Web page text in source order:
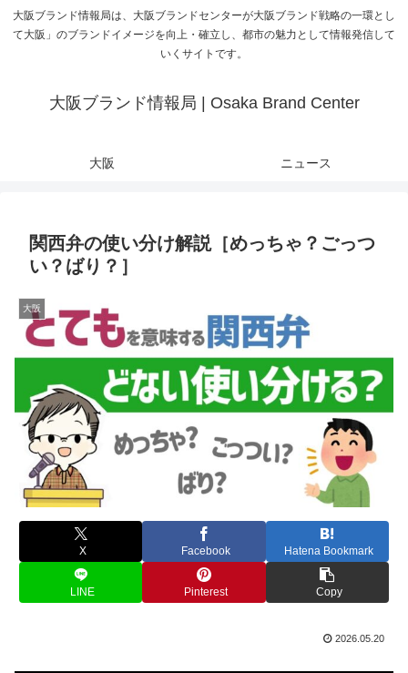
大阪ブランド情報局は、大阪ブランドセンターが大阪ブランド戦略の一環とし
て大阪」のブランドイメージを向上・確立し、都市の魅力として情報発信して
いくサイトです。
大阪ブランド情報局 | Osaka Brand Center
大阪 ニュース
関西弁の使い分け解説［めっちゃ？ごっつ
い？ばり？］
大阪
X Facebook Hatena Bookmark
LINE Pinterest Copy
2026.05.20